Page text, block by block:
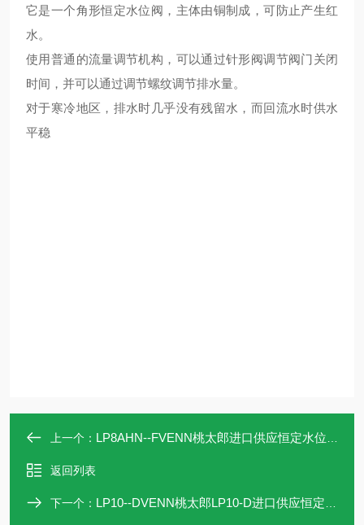
它是一个角形恒定水位阀，主体由铜制成，可防止产生红
水。
使用普通的流量调节机构，可以通过针形阀调节阀门关闭
时间，并可以通过调节螺纹调节排水量。
对于寒冷地区，排水时几乎没有残留水，而回流水时供水
平稳
上一个： LP8AHN--FVENN桃太郎进口供应恒定水位阀LP8AHN-F
返回列表
下一个： LP10--DVENN桃太郎LP10-D进口供应恒定水位阀